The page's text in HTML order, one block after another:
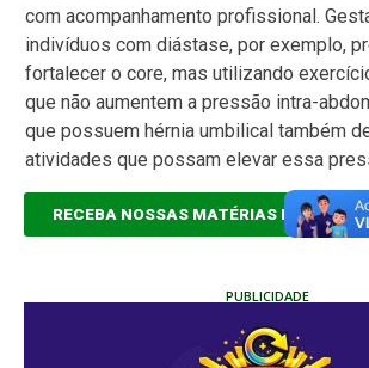
com acompanhamento profissional.
indivíduos com diástase, por exemplo,
fortalecer o core, mas utilizando
que não aumentem a pressão intra-
que possuem hérnia umbilical também
atividades que possam elevar essa
RECEBA NOSSAS MATÉRIAS EM
PUBLICIDADE